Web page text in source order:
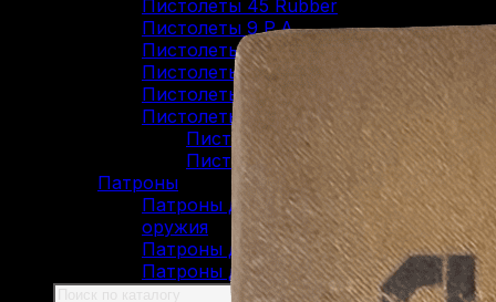
Пистолеты 45 Rubber
Пистолеты 9 Р.А.
Пистолеты Grand Power
Пистолеты Streamer
Пистолеты Гроза
Пистолеты Макарова
Пистолеты ИЖ-79 (МР-79)
Пистолеты МР-80
Патроны
Патроны для гладкоствольного
оружия
Патроны для нарезного оружия
Патроны для ОООП
Поиск